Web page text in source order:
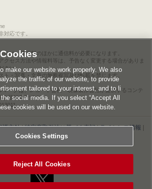
応です。
には、情報料のほかに通信料が必要になります。
クセス方法や情報料等は、予告なく変更する場合がありま
さい。
ト・写真・文章の無断複写及び転載を禁じます。
マークは、レコード会社・映像製作会社が提供するコンテ
す登録商標です。
護方針|特定商取引法に基づく表記|ライセンス情報
ついて|Cookies Settings
make our website work properly. We also
the traffic of our website, to provide
tailored to your interest, and to li
social media. If you select “Accept All
cookies will be used on our website.
Cookies Settings
Reject All Cookies